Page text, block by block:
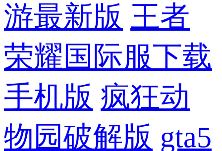
游最新版 王者
荣耀国际服下载
手机版 疯狂动
物园破解版 gta5